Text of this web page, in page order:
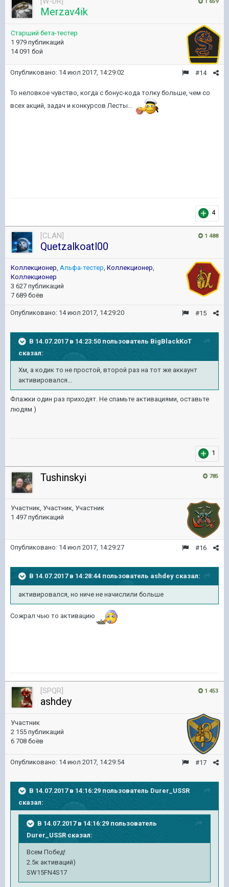
Merzav4ik
Старший бета-тестер
1 979 публикаций
14 091 бой
#14
Опубликовано: 14 июл 2017, 14:29:02
То неловкое чувство, когда с бонус-кода толку больше, чем со
всех акций, задач и конкурсов Лесты...
4
1 488
[CLAN]
Quetzalkoatl00
Коллекционер, Альфа-тестер, Коллекционер,
Коллекционер
3 627 публикаций
7 689 боёв
#15
Опубликовано: 14 июл 2017, 14:29:20
В 14.07.2017 в 14:23:50 пользователь BigBlackKoT
сказал:
Хм, а кодик то не простой, второй раз на тот же аккаунт
активировался...
Флажки один раз приходят. Не спамьте активациями, оставьте
людям )
1
785
Tushinskyi
Участник, Участник, Участник
1 497 публикаций
#16
Опубликовано: 14 июл 2017, 14:29:27
В 14.07.2017 в 14:28:44 пользователь ashdey сказал:
активировался, но ниче не начислили больше
Сожрал чью то активацию
1 453
[SPQR]
ashdey
Участник
2 155 публикаций
6 708 боёв
#17
Опубликовано: 14 июл 2017, 14:29:54
В 14.07.2017 в 14:16:29 пользователь Durer_USSR
сказал:
В 14.07.2017 в 14:16:29 пользователь
Durer_USSRсказал:
Всем Побед!
2.5к активаций)
SW15FN4S17